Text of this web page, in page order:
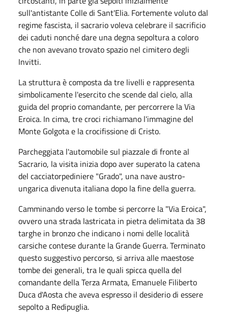
sull'antistante Colle di Sant'Elia. Fortemente voluto dal
regime fascista, il sacrario voleva celebrare il sacrificio
dei caduti nonché dare una degna sepoltura a coloro
che non avevano trovato spazio nel cimitero degli
Invitti.
La struttura è composta da tre livelli e rappresenta
simbolicamente l'esercito che scende dal cielo, alla
guida del proprio comandante, per percorrere la Via
Eroica. In cima, tre croci richiamano l'immagine del
Monte Golgota e la crocifissione di Cristo.
Parcheggiata l'automobile sul piazzale di fronte al
Sacrario, la visita inizia dopo aver superato la catena
del cacciatorpediniere "Grado", una nave austro-
ungarica divenuta italiana dopo la fine della guerra.
Camminando verso le tombe si percorre la "Via Eroica",
ovvero una strada lastricata in pietra delimitata da 38
targhe in bronzo che indicano i nomi delle località
carsiche contese durante la Grande Guerra. Terminato
questo suggestivo percorso, si arriva alle maestose
tombe dei generali, tra le quali spicca quella del
comandante della Terza Armata, Emanuele Filiberto
Duca d'Aosta che aveva espresso il desiderio di essere
sepolto a Redipuglia.